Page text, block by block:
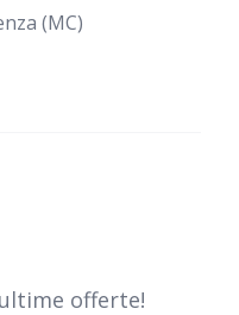
(MC)
offerte!